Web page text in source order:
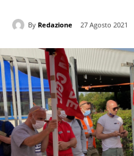
By Redazione 27 Agosto 2021